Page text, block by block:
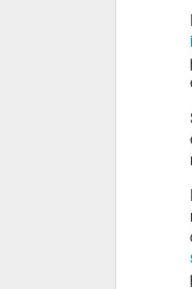
la RESOLUCIÓN